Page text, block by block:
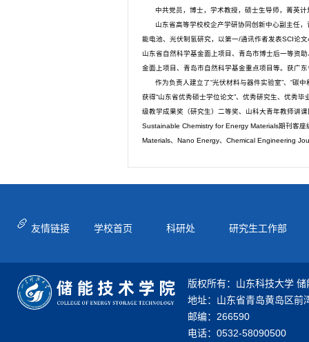
中共党员，博士，学术教授，硕士生导师，菁英
山东省高等学校校企产学研协同创新中心副主任
能电池、光伏制氢研究，以第一/通讯作者发表SCI论
山东省自然科学基金面上项目、青岛市博士后一等资
金面上项目、青岛市自然科学基金重点项目等。获广
作为负责人建立了“光伏材料与器件实验室”、“碳
获得“山东省优秀硕士学位论文”、优秀研究生、优秀
级教学成果奖（研究生）二等奖、山科大青年教师讲
Sustainable Chemistry for Energy Materials期刊客
Materials、Nano Energy、Chemical Engineering
友情链接 学校首页 科研处 研究生工作部
版权所有：山东科技大学
地址：山东省青岛黄岛区前
邮编：266590
电话：0532-58090500